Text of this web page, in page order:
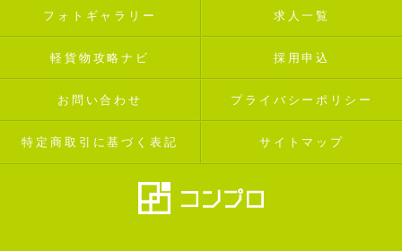
フォトギャラリー 求人一覧
軽貨物攻略ナビ 採用申込
お問い合わせ プライバシーポリシー
特定商取引に基づく表記 サイトマップ